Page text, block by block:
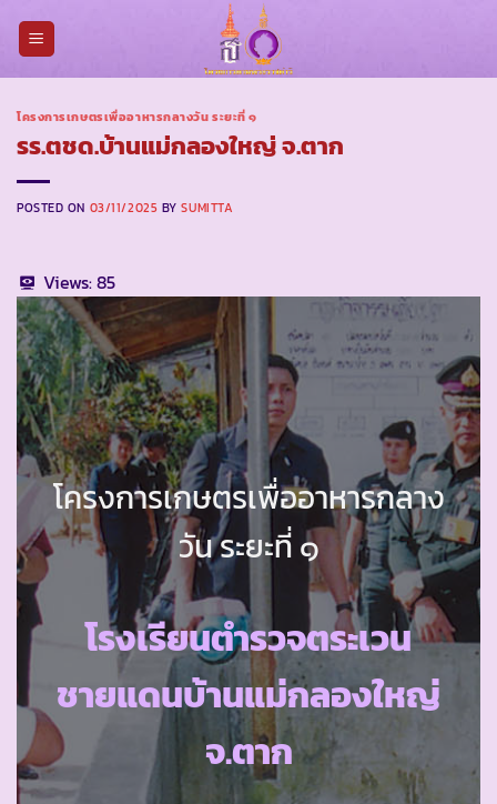
โครงการเกษตรเพื่ออาหารกลางวัน ระยะที่ ๑
รร.ตชด.บ้านแม่กลองใหญ่ จ.ตาก
POSTED ON 03/11/2025 BYSUMITTA
Views:85
โครงการเกษตรเพื่ออาหารกลาง
วัน ระยะที่ ๑
โรงเรียนตำรวจตระเวน
ชายแดนบ้านแม่กลองใหญ่
จ.ตาก